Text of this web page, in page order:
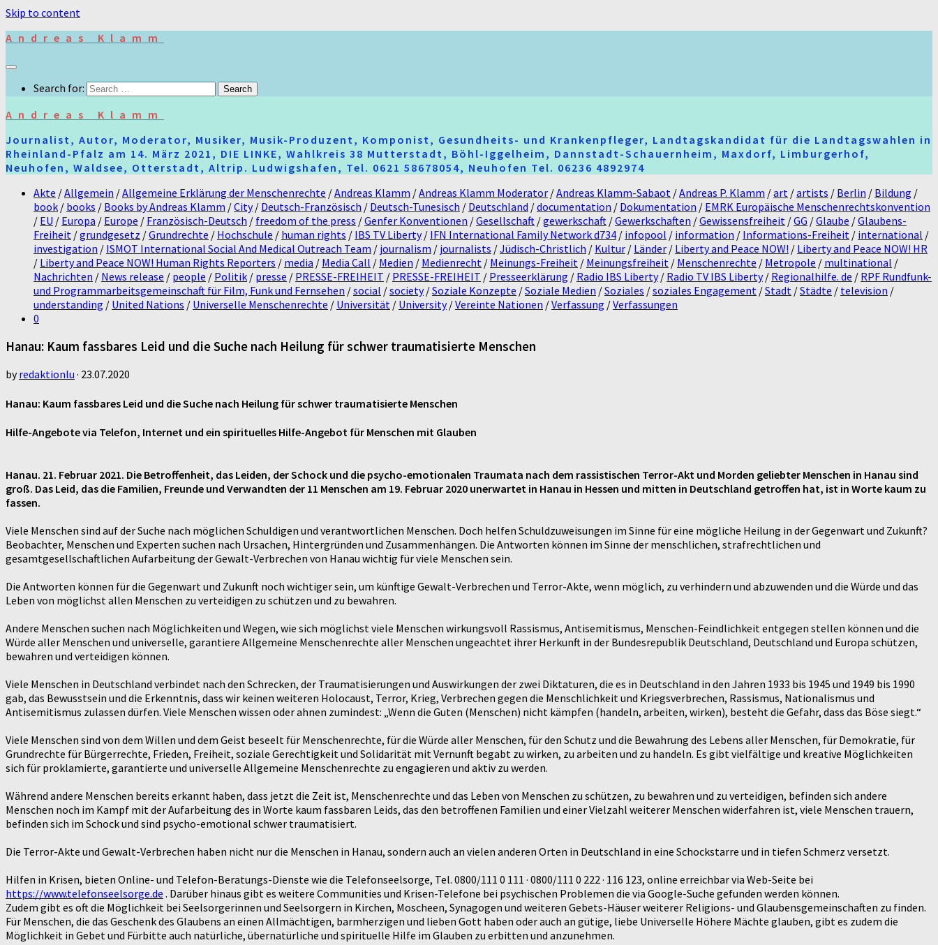
Skip to content
Andreas Klamm
Search for:
Andreas Klamm
Journalist, Autor, Moderator, Musiker, Musik-Produzent, Komponist, Gesundheits- und Krankenpfleger, Landtagskandidat für die Landtagswahlen in
Rheinland-Pfalz am 14. März 2021, DIE LINKE, Wahlkreis 38 Mutterstadt, Böhl-Iggelheim, Dannstadt-Schauernheim, Maxdorf, Limburgerhof,
Neuhofen, Waldsee, Otterstadt, Altrip. Ludwigshafen, Tel. 0621 58678054, Neuhofen Tel. 06236 4892974
Akte /Allgemein /Allgemeine Erklärung der Menschenrechte /Andreas Klamm /Andreas Klamm Moderator /Andreas Klamm-Sabaot /Andreas P. Klamm /art /artists / Berlin / Bildung /
book / books / Books by Andreas Klamm /City / Deutsch-Französisch / Deutsch-Tunesisch / Deutschland /documentation / Dokumentation / EMRK Europäische Menschenrechtskonvention
/ EU / Europa / Europe / Französisch-Deutsch / freedom of the press /Genfer Konventionen /Gesellschaft /gewerkschaft /Gewerkschaften /Gewissensfreiheit /GG /Glaube /Glaubens-
Freiheit /grundgesetz /Grundrechte / Hochschule / human rights / IBS TV Liberty / IFN International Family Network d734 / infopool / information / Informations-Freiheit / international /
investigation / ISMOT International Social And Medical Outreach Team / journalism / journalists /Jüdisch-Christlich / Kultur / Länder / Liberty and Peace NOW! / Liberty and Peace NOW! HR
/ Liberty and Peace NOW! Human Rights Reporters / media / Media Call / Medien / Medienrecht / Meinungs-Freiheit / Meinungsfreiheit / Menschenrechte / Metropole / multinational /
Nachrichten / News release / people / Politik / presse / PRESSE-FREIHEIT / PRESSE-FREIHEIT / Presseerklärung / Radio IBS Liberty / Radio TV IBS Liberty / Regionalhilfe. de / RPF Rundfunk-
und Programmarbeitsgemeinschaft für Film, Funk und Fernsehen /social /society /Soziale Konzepte /Soziale Medien /Soziales /soziales Engagement /Stadt /Städte / television /
understanding / United Nations / Universelle Menschenrechte / Universität / University /Vereinte Nationen /Verfassung /Verfassungen
0
Hanau: Kaum fassbares Leid und die Suche nach Heilung für schwer traumatisierte Menschen
byredaktionlu · 23.07.2020
Hanau: Kaum fassbares Leid und die Suche nach Heilung für schwer traumatisierte Menschen
Hilfe-Angebote via Telefon, Internet und ein spirituelles Hilfe-Angebot für Menschen mit Glauben
Hanau. 21. Februar 2021. Die Betroffenheit, das Leiden, der Schock und die psycho-emotionalen Traumata nach dem rassistischen Terror-Akt und Morden geliebter Menschen in Hanau sind
groß. Das Leid, das die Familien, Freunde und Verwandten der 11 Menschen am 19. Februar 2020 unerwartet in Hanau in Hessen und mitten in Deutschland getroffen hat, ist in Worte kaum zu
fassen.
Viele Menschen sind auf der Suche nach möglichen Schuldigen und verantwortlichen Menschen. Doch helfen Schuldzuweisungen im Sinne für eine mögliche Heilung in der Gegenwart und Zukunft?
Beobachter, Menschen und Experten suchen nach Ursachen, Hintergründen und Zusammenhängen. Die Antworten können im Sinne der menschlichen, strafrechtlichen und
gesamtgesellschaftlichen Aufarbeitung der Gewalt-Verbrechen von Hanau wichtig für viele Menschen sein.
Die Antworten können für die Gegenwart und Zukunft noch wichtiger sein, um künftige Gewalt-Verbrechen und Terror-Akte, wenn möglich, zu verhindern und abzuwenden und die Würde und das
Leben von möglichst allen Menschen zu verteidigen zu schützen und zu bewahren.
Andere Menschen suchen nach Möglichkeiten und Wegen, wie sich möglichst viele Menschen wirkungsvoll Rassismus, Antisemitismus, Menschen-Feindlichkeit entgegen stellen können und die
Würde aller Menschen und universelle, garantiere Allgemeine Menschenrechte aller Menschen ungeachtet ihrer Herkunft in der Bundesrepublik Deutschland, Deutschland und Europa schützen,
bewahren und verteidigen können.
Viele Menschen in Deutschland verbindet nach den Schrecken, der Traumatisierungen und Auswirkungen der zwei Diktaturen, die es in Deutschland in den Jahren 1933 bis 1945 und 1949 bis 1990
gab, das Bewusstsein und die Erkenntnis, dass wir keinen weiteren Holocaust, Terror, Krieg, Verbrechen gegen die Menschlichkeit und Kriegsverbrechen, Rassismus, Nationalismus und
Antisemitismus zulassen dürfen. Viele Menschen wissen oder ahnen zumindest: „Wenn die Guten (Menschen) nicht kämpfen (handeln, arbeiten, wirken), besteht die Gefahr, dass das Böse siegt.“
Viele Menschen sind von dem Willen und dem Geist beseelt für Menschenrechte, für die Würde aller Menschen, für den Schutz und die Bewahrung des Lebens aller Menschen, für Demokratie, für
Grundrechte für Bürgerrechte, Frieden, Freiheit, soziale Gerechtigkeit und Solidarität mit Vernunft begabt zu wirken, zu arbeiten und zu handeln. Es gibt vielfältige und kreative Möglichkeiten
sich für proklamierte, garantierte und universelle Allgemeine Menschenrechte zu engagieren und aktiv zu werden.
Während andere Menschen bereits erkannt haben, dass jetzt die Zeit ist, Menschenrechte und das Leben von Menschen zu schützen, zu bewahren und zu verteidigen, befinden sich andere
Menschen noch im Kampf mit der Aufarbeitung des in Worte kaum fassbaren Leids, das den betroffenen Familien und einer Vielzahl weiterer Menschen widerfahren ist, viele Menschen trauern,
befinden sich im Schock und sind psycho-emotional schwer traumatisiert.
Die Terror-Akte und Gewalt-Verbrechen haben nicht nur die Menschen in Hanau, sondern auch an vielen anderen Orten in Deutschland in eine Schockstarre und in tiefen Schmerz versetzt.
Hilfen in Krisen, bieten Online- und Telefon-Beratungs-Dienste wie die Telefonseelsorge, Tel. 0800/111 0 111 · 0800/111 0 222 · 116 123, online erreichbar via Web-Seite bei
https://www.telefonseelsorge.de . Darüber hinaus gibt es weitere Communities und Krisen-Telefone bei psychischen Problemen die via Google-Suche gefunden werden können.
Zudem gibt es oft die Möglichkeit bei Seelsorgerinnen und Seelsorgern in Kirchen, Moscheen, Synagogen und weiteren Gebets-Häuser weiterer Religions- und Glaubensgemeinschaften zu finden.
Für Menschen, die das Geschenk des Glaubens an einen Allmächtigen, barmherzigen und lieben Gott haben oder auch an gütige, liebe Universelle Höhere Mächte glauben, gibt es zudem die
Möglichkeit in Gebet und Fürbitte auch natürliche, übernatürliche und spirituelle Hilfe im Glauben zu erbitten und anzunehmen.